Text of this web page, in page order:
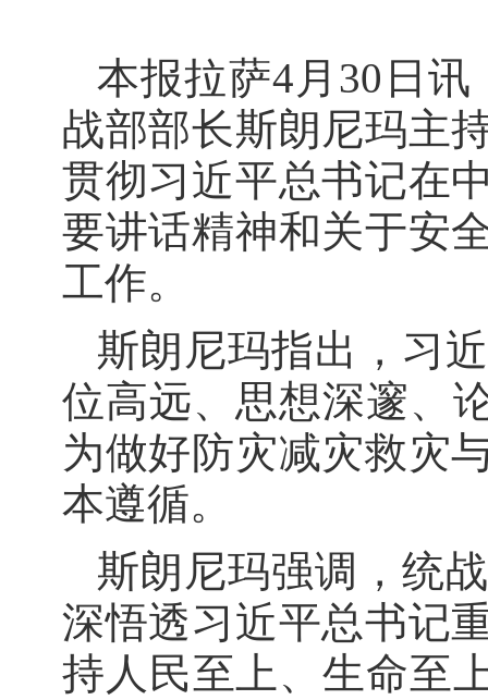
本报拉萨4月30日
战部部长斯朗尼玛主
贯彻习近平总书记在
要讲话精神和关于安
工作。
斯朗尼玛指出，习
位高远、思想深邃、
为做好防灾减灾救灾
本遵循。
斯朗尼玛强调，统
深悟透习近平总书记
持人民至上、生命至